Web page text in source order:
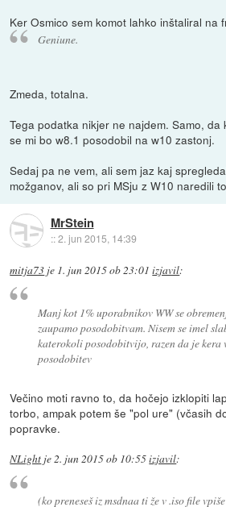
Ker Osmico sem komot lahko inštaliral na
Geniune.
Zmeda, totalna.
Tega podatka nikjer ne najdem. Samo,
se mi bo w8.1 posodobil na w10 zastonj.
Sedaj pa ne vem, ali sem jaz kaj
možganov, ali so pri MSju z W10 naredili
MrStein
::2. jun 2015, 14:39
mitja73 je 1. jun 2015 ob 23:01 izjavil:
Manj kot 1% uporabnikov WW se
zaupamo posodobitvam. Nisem se imel
katerokoli posodobitvijo, razen da je kera
posodobitev
Večino moti ravno to, da hočejo izklopiti
torbo, ampak potem še "pol ure" (včasih
popravke.
NLight je2. jun 2015 ob 10:55izjavil:
(ko preneseš iz msdnaa ti že v .iso file